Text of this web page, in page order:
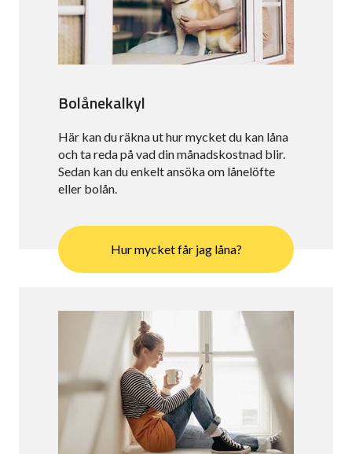
Bolånekalkyl
Här kan du räkna ut hur mycket du kan låna
och ta reda på vad din månadskostnad blir.
Sedan kan du enkelt ansöka om lånelöfte
eller bolån.
Hur mycket får jag låna?